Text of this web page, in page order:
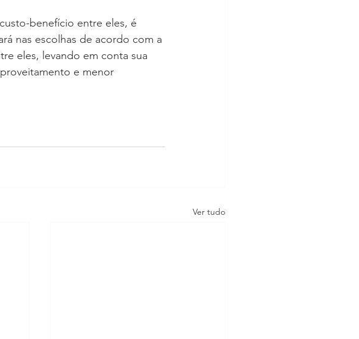
benefício entre eles, é
nas escolhas de acordo com a
eles, levando em conta sua
e menor
Ver tudo